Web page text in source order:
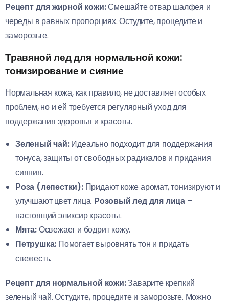
Рецепт для жирной кожи:Смешайте отвар шалфея и
череды в равных пропорциях. Остудите, процедите и
заморозьте.
Травяной лед для нормальной кожи:
тонизирование и сияние
Нормальная кожа, как правило, не доставляет особых
проблем, но и ей требуется регулярный уход для
поддержания здоровья и красоты.
Зеленый чай:Идеально подходит для поддержания
тонуса, защиты от свободных радикалов и придания
сияния.
Роза (лепестки):Придают коже аромат, тонизируют и
улучшают цвет лица. Розовый лед для лица –
настоящий эликсир красоты.
Мята:Освежает и бодрит кожу.
Петрушка: Помогает выровнять тон и придать
свежесть.
Рецепт для нормальной кожи:Заварите крепкий
зеленый чай. Остудите, процедите и заморозьте. Можно